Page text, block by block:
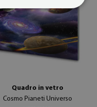
Quadro in vetro
Cosmo Pianeti Universo